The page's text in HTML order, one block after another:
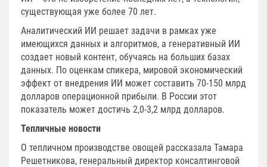
существующая уже более 70 лет.
Аналитический ИИ решает задачи в рамках уже
имеющихся данных и алгоритмов, а генеративный ИИ
создает новый контент, обучаясь на больших базах
данных. По оценкам спикера, мировой экономический
эффект от внедрения ИИ может составить 70-150 млрд
долларов операционной прибыли. В России этот
показатель может достичь 2,0-3,2 млрд долларов.
Тепличные новости
О тепличном производстве овощей рассказала Тамара
Решетникова, генеральный директор консалтинговой